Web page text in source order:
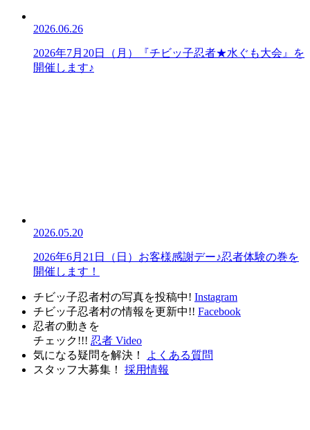
2026.06.26
2026年7月20日（月）『チビッ子忍者★水ぐも大会』を
開催します♪
2026.05.20
2026年6月21日（日）お客様感謝デー♪忍者体験の巻を
開催します！
チビッ子忍者村の写真を投稿中! Instagram
チビッ子忍者村の情報を更新中!! Facebook
忍者の動きを
チェック!!! 忍者 Video
気になる疑問を解決！
よくある質問
スタッフ大募集！ 採用情報